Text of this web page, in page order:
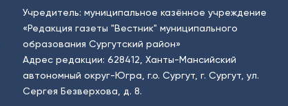
Учредитель: муниципальное казённое учреждение
«Редакция газеты "Вестник" муниципального
образования Сургутский район»
Адрес редакции: 628412, Ханты-Мансийский
автономный округ-Югра, г.о. Сургут, г. Сургут, ул.
Сергея Безверхова, д. 8.